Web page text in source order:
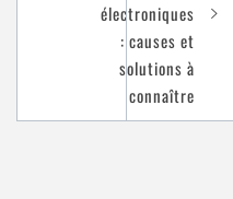
électroniques
: causes et
solutions à
connaître